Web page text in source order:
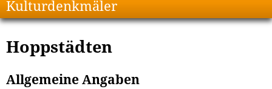
Kulturdenkmäler
Hoppstädten
Allgemeine Angaben